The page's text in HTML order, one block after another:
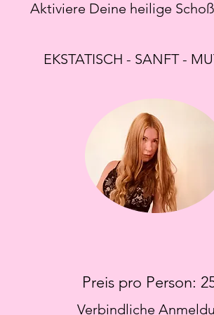
Aktiviere Deine heilige
EKSTATISCH - SANFT -
Preis pro Person:
Verbindliche